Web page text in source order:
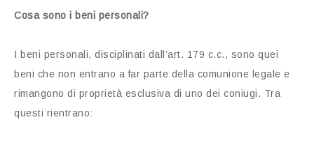
Cosa sono i beni personali?
I beni personali, disciplinati dall’art. 179 c.c., sono quei
beni che non entrano a far parte della comunione legale e
rimangono di proprietà esclusiva di uno dei coniugi. Tra
questi rientrano: